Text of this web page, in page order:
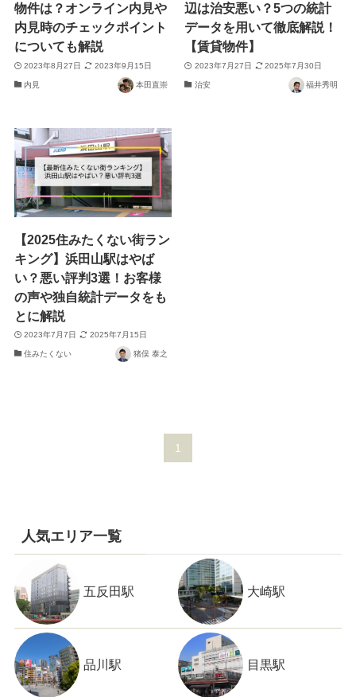
物件は？オンライン内見や
内見時のチェックポイント
についても解説
2023年8月27日 2023年9月15日
内見 本田直崇
辺は治安悪い？5つの統計
データを用いて徹底解説！
【賃貸物件】
2023年7月27日 2025年7月30日
治安 福井秀明
【2025住みたくない街ラン
キング】浜田山駅はやば
い？悪い評判3選！お客様
の声や独自統計データをも
とに解説
2023年7月7日 2025年7月15日
住みたくない 猪俣 泰之
1
人気エリア一覧
五反田駅 大崎駅
品川駅 目黒駅